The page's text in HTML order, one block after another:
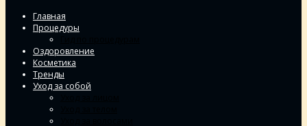
Главная
Процедуры
Оздоровление
Косметика
Тренды
Уход за собой